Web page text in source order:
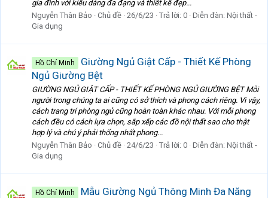
gia đình với kiểu dáng đa đạng và thiết kế đẹp...
Nguyễn Thân Bảo
Chủ đề 26/6/23 Trả lời: 0 Diễn đàn: Nội thất -
Gia dụng
Hồ Chí Minh
Giường Ngủ Giật Cấp - Thiết Kế Phòng
Ngủ Giường Bệt
GIƯỜNG NGỦ GIẬT CẤP - THIẾT KẾ PHÒNG NGỦ GIƯỜNG BỆT Mỗi
người trong chúng ta ai cũng có sở thích và phong cách riêng. Vì vậy,
cách trang trí phòng ngủ cũng hoàn toàn khác nhau. Với mỗi phong
cách đều có cách lựa chọn, sắp xếp các đồ nội thất sao cho thật
hợp lý và chú ý phải thống nhất phong...
Nguyễn Thân Bảo
Chủ đề 24/6/23 Trả lời: 0 Diễn đàn: Nội thất -
Gia dụng
Hồ Chí Minh
Mẫu Giường Ngủ Thông Minh Đa Năng